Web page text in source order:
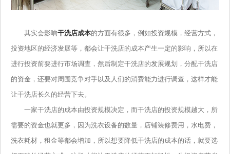
其实会影响干洗店成本的方面有很多，例如投资规模，经营方式，
投资地区的经济发展等，都会让干洗店的成本产生一定的影响，所以在
进行投资前要进行市场调查，然后制定干洗店的发展规划，分配干洗店
的资金，还要对周围竞争对手以及人们的消费能力进行调查，这样才能
让干洗店长久的经营下去。
一家干洗店的成本由投资规模决定，而干洗店的投资规模越大，所
需要的资金也就更多，因为洗衣设备的数量，店铺装修费用，水电费，
洗衣耗材，租金等都会增加，所以想要降低干洗店的成本的话，就要选